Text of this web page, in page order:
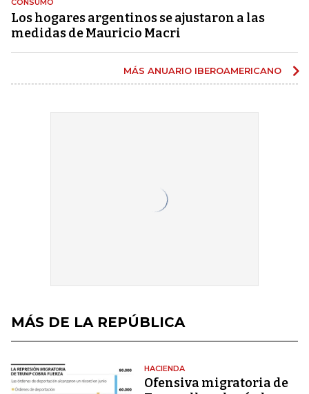
CONSUMO
Los hogares argentinos se ajustaron a las
medidas de Mauricio Macri
MÁS ANUARIO IBEROAMERICANO
MÁS DE LA REPÚBLICA
HACIENDA
Ofensiva migratoria de